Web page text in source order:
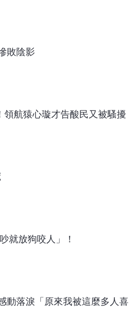
敗陰影
航猿心璇才告酸民又被騷擾
就放狗咬人」！
動落淚「原來我被這麼多人喜